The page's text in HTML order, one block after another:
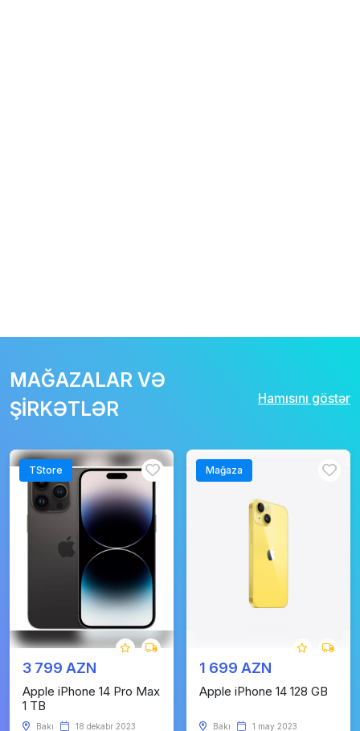
MAĞAZALAR VƏ
ŞİRKƏTLƏR
Hamısını göstər
TStore
3 799 AZN
Apple iPhone 14 Pro Max
1 TB
Bakı 18 dekabr 2023
Mağaza
1 699 AZN
Apple iPhone 14 128 GB
Bakı 1 may 2023